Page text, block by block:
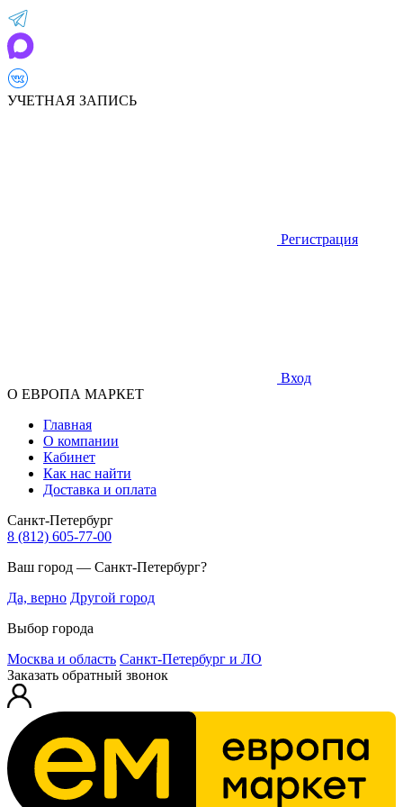
УЧЕТНАЯ ЗАПИСЬ
Регистрация
Вход
О ЕВРОПА МАРКЕТ
Главная
О компании
Кабинет
Как нас найти
Доставка и оплата
Санкт-Петербург
8 (812) 605-77-00
Ваш город — Санкт-Петербург?
Да, верно Другой город
Выбор города
Москва и область Санкт-Петербург и ЛО
Заказать обратный звонок